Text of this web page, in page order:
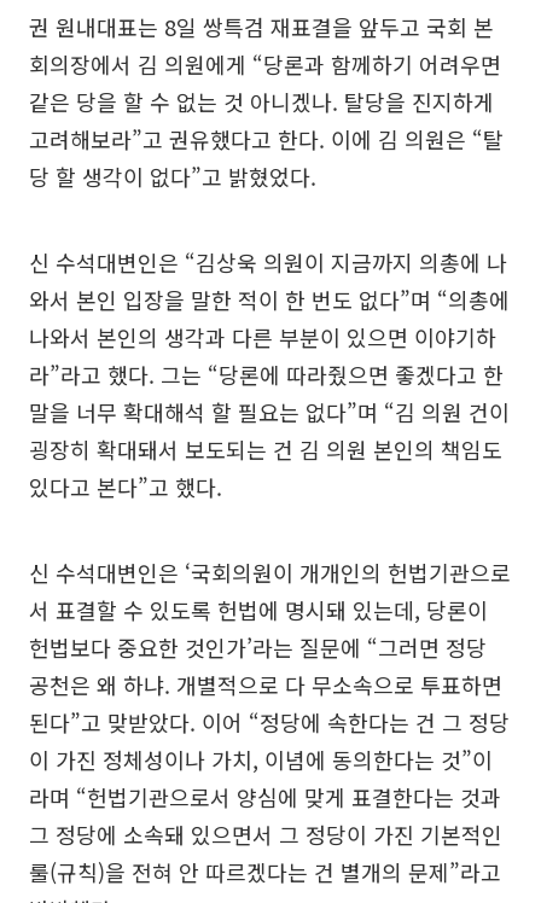
권 원내대표는 8일 쌍특검 재표결을 앞두고 국회 본
회의장에서 김 의원에게 “당론과 함께하기 어려우면
같은 당을 할 수 없는 것 아니겠나. 탈당을 진지하게
고려해보라”고 권유했다고 한다. 이에 김 의원은 “탈
당 할 생각이 없다”고 밝혔었다.
신 수석대변인은 “김상욱 의원이 지금까지 의총에 나
와서 본인 입장을 말한 적이 한 번도 없다”며 “의총에
나와서 본인의 생각과 다른 부분이 있으면 이야기하
라”라고 했다. 그는 “당론에 따라줬으면 좋겠다고 한
말을 너무 확대해석 할 필요는 없다”며 “김 의원 건이
굉장히 확대돼서 보도되는 건 김 의원 본인의 책임도
있다고 본다”고 했다.
신 수석대변인은 ‘국회의원이 개개인의 헌법기관으로
서 표결할 수 있도록 헌법에 명시돼 있는데, 당론이
헌법보다 중요한 것인가’라는 질문에 “그러면 정당
공천은 왜 하냐. 개별적으로 다 무소속으로 투표하면
된다”고 맞받았다. 이어 “정당에 속한다는 건 그 정당
이 가진 정체성이나 가치, 이념에 동의한다는 것”이
라며 “헌법기관으로서 양심에 맞게 표결한다는 것과
그 정당에 소속돼 있으면서 그 정당이 가진 기본적인
룰(규칙)을 전혀 안 따르겠다는 건 별개의 문제”라고